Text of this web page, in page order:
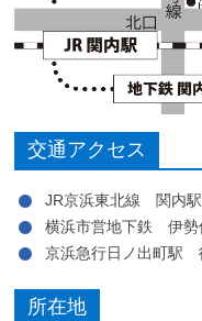
交通アクセス
JR京浜東北線 関内
横浜市営地下鉄 伊
京浜急行日ノ出町駅
所在地